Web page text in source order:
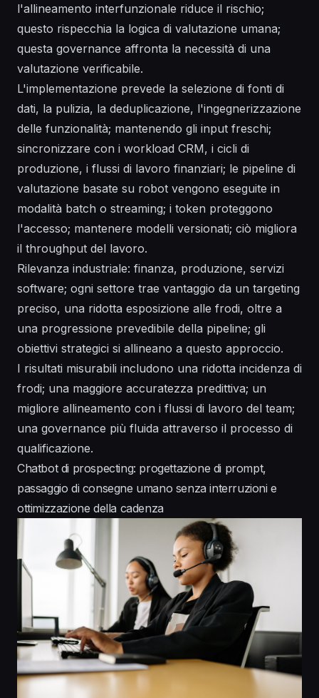
l'allineamento interfunzionale riduce il rischio;
questo rispecchia la logica di valutazione umana;
questa governance affronta la necessità di una
valutazione verificabile.
L'implementazione prevede la selezione di fonti di
dati, la pulizia, la deduplicazione, l'ingegnerizzazione
delle funzionalità; mantenendo gli input freschi;
sincronizzare con i workload CRM, i cicli di
produzione, i flussi di lavoro finanziari; le pipeline di
valutazione basate su robot vengono eseguite in
modalità batch o streaming; i token proteggono
l'accesso; mantenere modelli versionati; ciò migliora
il throughput del lavoro.
Rilevanza industriale: finanza, produzione, servizi
software; ogni settore trae vantaggio da un targeting
preciso, una ridotta esposizione alle frodi, oltre a
una progressione prevedibile della pipeline; gli
obiettivi strategici si allineano a questo approccio.
I risultati misurabili includono una ridotta incidenza di
frodi; una maggiore accuratezza predittiva; un
migliore allineamento con i flussi di lavoro del team;
una governance più fluida attraverso il processo di
qualificazione.
Chatbot di prospecting: progettazione di prompt,
passaggio di consegne umano senza interruzioni e
ottimizzazione della cadenza